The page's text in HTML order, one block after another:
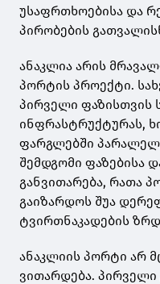
უსაფრთხოებისა და
პირობების
ანაკლია არის
პორტის პროექტი.
პირველი ფაზისთვის
ინფრასტრუქტურას,
ფარგლებში
შემდგომი ფაზებისა
განვითარება, რათა
გაიზარდოს შუა
ტვირთნაკადების
ანაკლიის პორტი არ
ვითარდება. პირველი